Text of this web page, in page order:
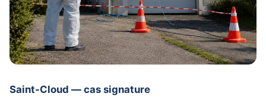
Saint-Cloud — cas signature